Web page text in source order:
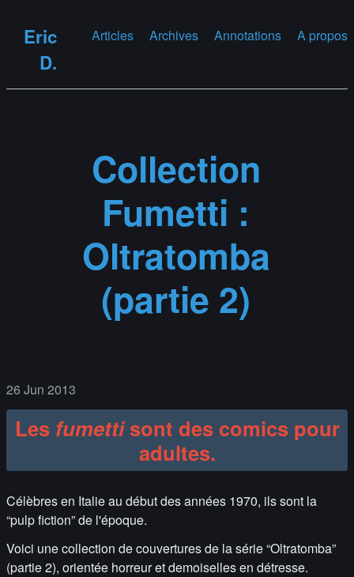
Eric
D.
A propos
Annotations
Archives
Articles
Collection
Fumetti :
Oltratomba
(partie 2)
26 Jun 2013
Les fumettisont des comics pour
adultes.
Célèbres en Italie au début des années 1970, ils sont la
“pulp fiction” de l'époque.
Voici une collection de couvertures de la série “Oltratomba”
(partie 2), orientée horreur et demoiselles en détresse.